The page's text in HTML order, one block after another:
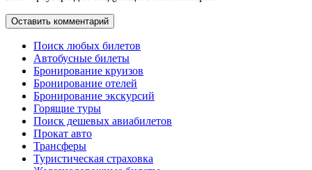
Поиск любых билетов
Автобусные билеты
Бронирование круизов
Бронирование отелей
Бронирование экскурсий
Горящие туры
Поиск дешевых авиабилетов
Прокат авто
Трансферы
Туристическая страховка